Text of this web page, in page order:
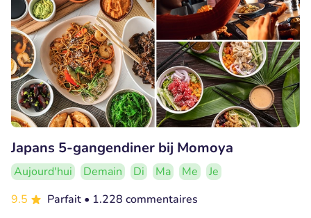
Japans 5-gangendiner bij Momoya
Aujourd'hui Demain Di Ma Me
Je
9.5
Parfait • 1.228 commentaires